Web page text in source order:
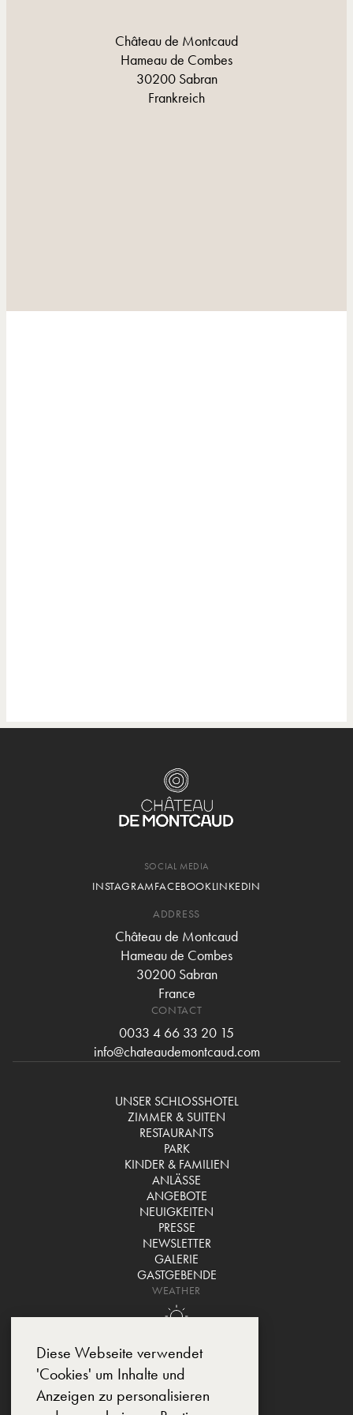
Château de Montcaud
Hameau de Combes
30200 Sabran
Frankreich
SOCIAL MEDIA
INSTAGRAMFACEBOOKLINKEDIN
ADDRESS
Château de Montcaud
Hameau de Combes
30200 Sabran
France
CONTACT
0033 4 66 33 20 15
info@chateaudemontcaud.com
UNSER SCHLOSSHOTEL
ZIMMER & SUITEN
RESTAURANTS
PARK
KINDER & FAMILIEN
ANLÄSSE
ANGEBOTE
NEUIGKEITEN
PRESSE
NEWSLETTER
GALERIE
GASTGEBENDE
WEATHER
Diese Webseite verwendet
'Cookies' um Inhalte und
Anzeigen zu personalisieren